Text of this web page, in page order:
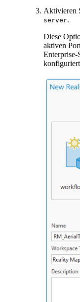
Aktivieren
server.
Diese
aktiven
Enterprise-